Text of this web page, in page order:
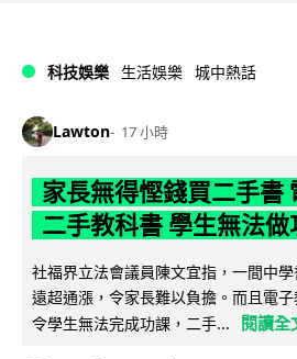
科技娛樂 生活娛樂 城中熱話
Lawton 17 小時
家長無得慳錢買二手書
二手教科書 學生無法做
社福界立法會議員陳文宜指，一間中
遠超通漲，令家長難以負擔。而且電
令學生無法完成功課，二手...
閱讀全